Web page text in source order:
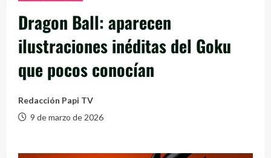
Dragon Ball: aparecen
ilustraciones inéditas del Goku
que pocos conocían
Redacción Papi TV
9 de marzo de 2026